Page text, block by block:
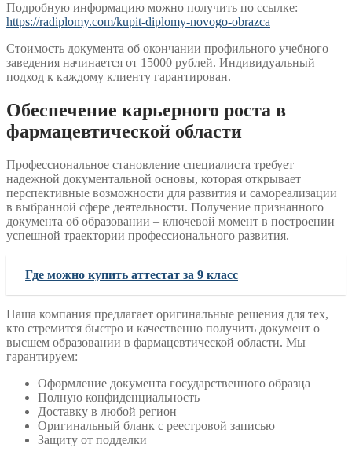
Подробную информацию можно получить по ссылке:
https://radiplomy.com/kupit-diplomy-novogo-obrazca
Стоимость документа об окончании профильного учебного
заведения начинается от 15000 рублей. Индивидуальный
подход к каждому клиенту гарантирован.
Обеспечение карьерного роста в
фармацевтической области
Профессиональное становление специалиста требует
надежной документальной основы, которая открывает
перспективные возможности для развития и самореализации
в выбранной сфере деятельности. Получение признанного
документа об образовании – ключевой момент в построении
успешной траектории профессионального развития.
Где можно купить аттестат за 9 класс
Наша компания предлагает оригинальные решения для тех,
кто стремится быстро и качественно получить документ о
высшем образовании в фармацевтической области. Мы
гарантируем:
Оформление документа государственного образца
Полную конфиденциальность
Доставку в любой регион
Оригинальный бланк с реестровой записью
Защиту от подделки